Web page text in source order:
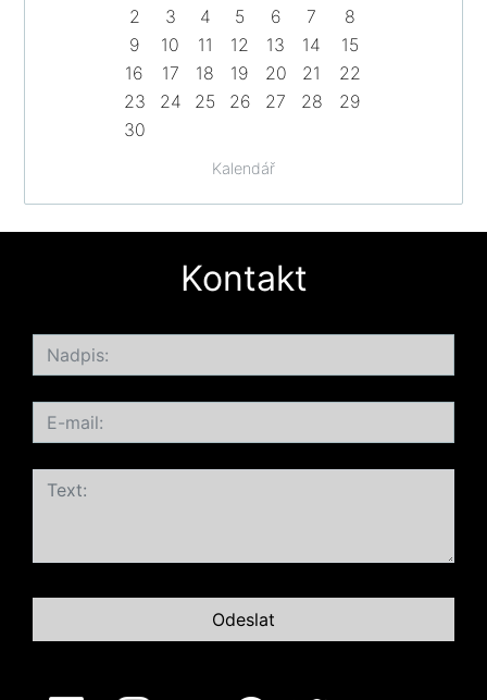
Kalendář
2
3 4 5 6 7
8
9
10 11 12 13 14
15
16
17 18 19 20 21
22
23
24 25 26 27 28
29
30
Kontakt